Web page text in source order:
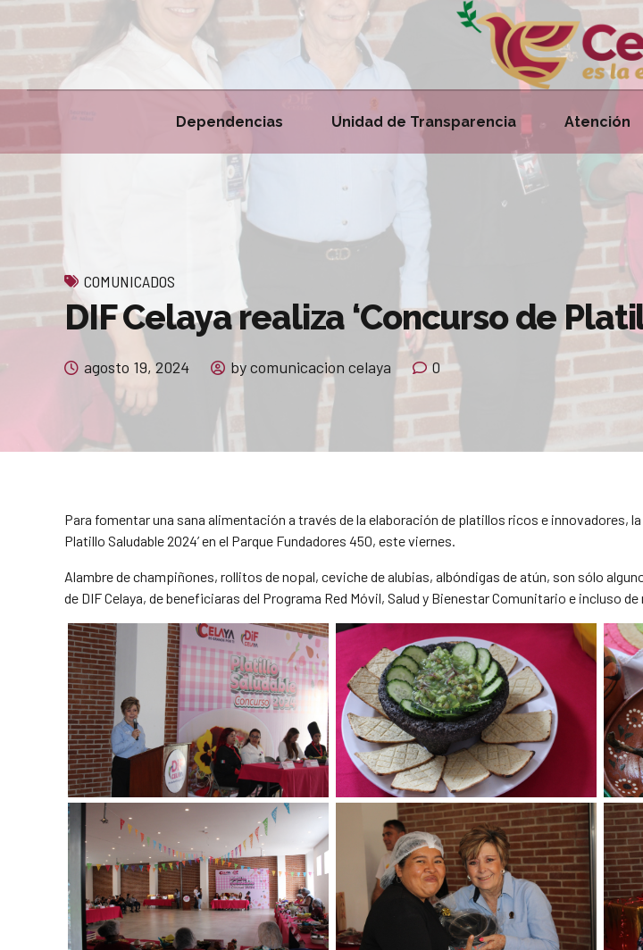
Dependencias Unidad de Transparencia Atención
COMUNICADOS
DIF Celaya realiza ‘Concurso de
agosto 19, 2024 by comunicacion celaya 0
Para fomentar una sana alimentación a través de la elaboración de platillos ricos e innovadores,
Platillo Saludable 2024’ en el Parque Fundadores 450, este viernes.
Alambre de champiñones, rollitos de nopal, ceviche de alubias, albóndigas de atún, son sólo
de DIF Celaya, de beneficiaras del Programa Red Móvil, Salud y Bienestar Comunitario e incluso